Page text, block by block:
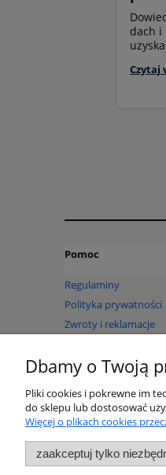
dach i
Czytaj
Pomoc
Regulaminy
Polityka prywatności
Zwroty i reklamacje
Dbamy o Twoją
Pliki cookies i pokrewne im
do sklepu lub dostosować
Więcej o plikach cookies
zaakceptuj tylko